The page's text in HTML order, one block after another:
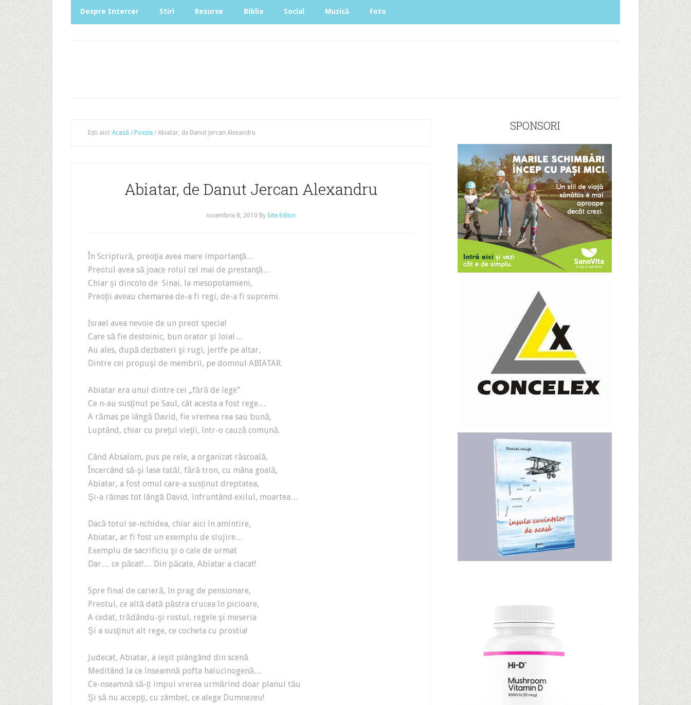
Despre Intercer Stiri Resurse Biblia Social Muzică Foto
Ești aici: Acasă / Poezie / Abiatar, de Danut Jercan Alexandru
Abiatar, de Danut Jercan Alexandru
noiembrie 8, 2010 By Site Editor
În Scriptură, preoţia avea mare importanţă…
Preotul avea să joace rolul cel mai de prestanţă…
Chiar şi dincolo de Sinai, la mesopotamieni,
Preoţii aveau chemarea de-a fi regi, de-a fi supremi.
Israel avea nevoie de un preot special
Care să fie destoinic, bun orator şi loial…
Au ales, după dezbateri şi rugi, jertfe pe altar,
Dintre cei propuşi de membrii, pe domnul ABIATAR.
Abiatar era unul dintre cei „fără de lege”
Ce n-au susţinut pe Saul, cât acesta a fost rege…
A rămas pe lângă David, fie vremea rea sau bună,
Luptând, chiar cu preţul vieţii, într-o cauză comună.
Când Absalom, pus pe rele, a organizat răscoală,
Încercând să-şi lase tatăl, fără tron, cu mâna goală,
Abiatar, a fost omul care-a susţinut dreptatea,
Şi-a rămas tot lângă David, înfruntând exilul, moartea…
Dacă totul se-nchidea, chiar aici în amintire,
Abiatar, ar fi fost un exemplu de slujire…
Exemplu de sacrificiu şi o cale de urmat
Dar… ce păcat!… Din păcate, Abiatar a clacat!
Spre final de carieră, în prag de pensionare,
Preotul, ce altă dată păstra crucea în picioare,
A cedat, trădându-şi rostul, regele şi meseria
Şi a susţinut alt rege, ce cocheta cu prostia!
Judecat, Abiatar, a ieşit plângând din scenă
Meditând la ce înseamnă pofta halucinogenă…
Ce-nseamnă să-ţi impui vrerea urmărind doar planul tău
Şi să nu accepţi, cu zâmbet, ce alege Dumnezeu!
SPONSORI